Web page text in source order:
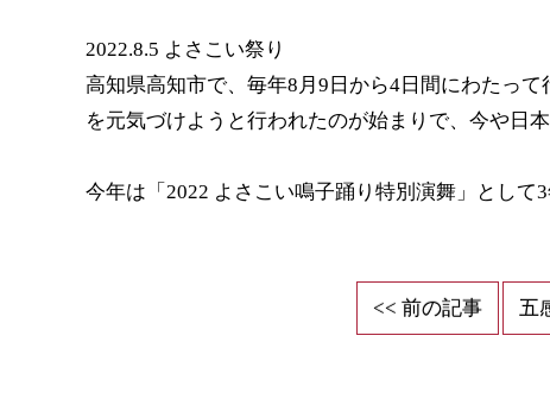
2022.8.5 よさこい祭り
高知県高知市で、毎年8月9日から4日間にわたっ
を元気づけようと行われたのが始まりで、今や日
今年は「2022 よさこい鳴子踊り特別演舞」として3
<< 前の記事 五